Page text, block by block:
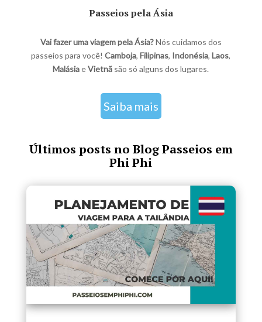
Passeios pela Ásia
Vai fazer uma viagem pela Ásia?Nós cuidamos dos
passeios para você!Camboja,Filipinas, Indonésia,Laos,
MalásiaeVietnã são só alguns dos lugares.
Saiba mais
Últimos posts no Blog Passeios em
Phi Phi